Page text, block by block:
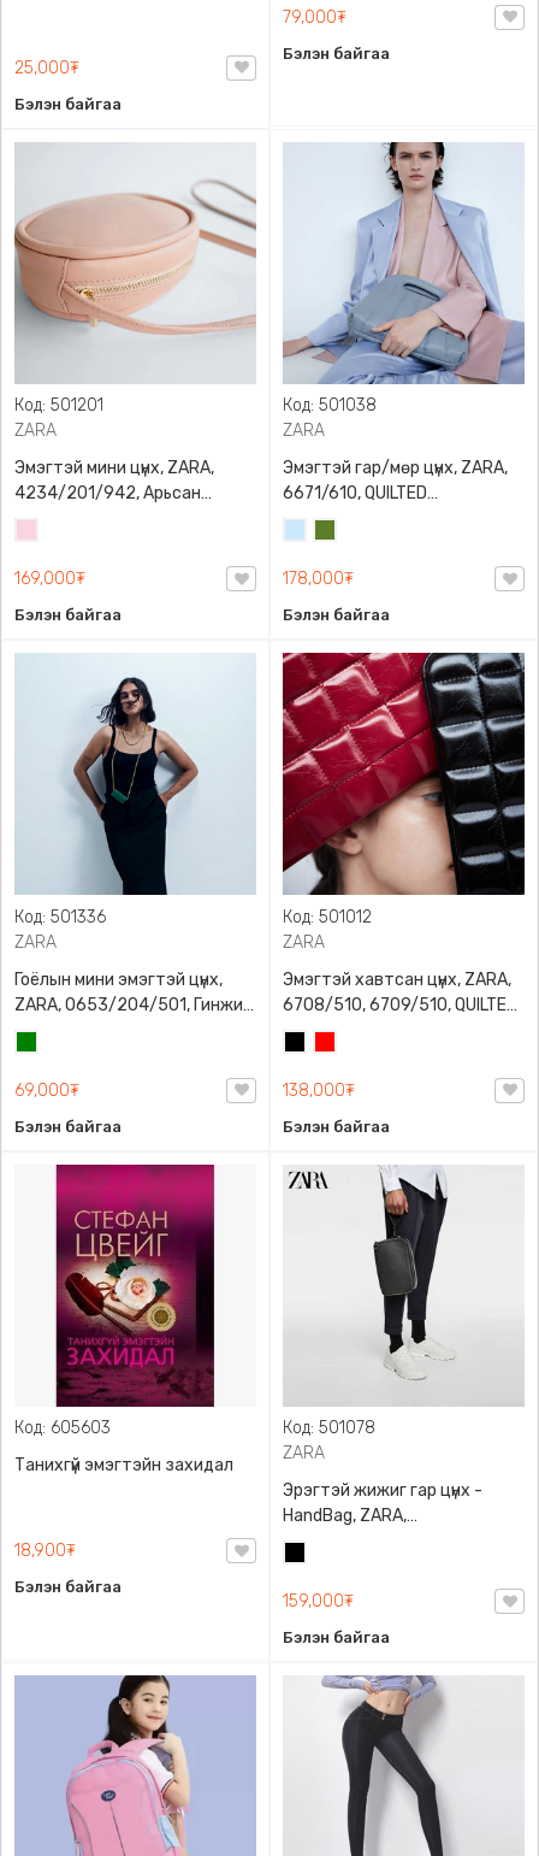
9789919235192
25,000₮
Бэлэн байгаа
79,000₮
Бэлэн байгаа
Код: 501201
ZARA
Эмэгтэй мини цүнх, ZARA,
4234/201/942, Арьсан
материалтай, LIMITED EDITION
OVAL LEATHER HANDBAG TRF
169,000₮
Бэлэн байгаа
Код: 501038
ZARA
Эмэгтэй гар/мөр цүнх, ZARA,
6671/610, QUILTED
CROSSBODY BAG WITH HANDLE
178,000₮
Бэлэн байгаа
Код: 501336
ZARA
Гоёлын мини эмэгтэй цүнх,
ZARA, 0653/204/501, Гинжин
оосортой, Дотроо тольтой
69,000₮
Бэлэн байгаа
Код: 501012
ZARA
Эмэгтэй хавтсан цүнх, ZARA,
6708/510, 6709/510, QUILTED
CLUTCH BAGDETAILS, Лакан,
Гинжин оосортой
138,000₮
Бэлэн байгаа
Код: 605603
Танихгүй эмэгтэйн захидал
18,900₮
Бэлэн байгаа
Код: 501078
ZARA
Эрэгтэй жижиг гар цүнх -
HandBag, ZARA,
3720/005/040, PU арьс
159,000₮
Бэлэн байгаа